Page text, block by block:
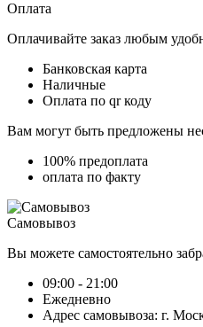
Оплата
Оплачивайте заказ любым
Банковская карта
Наличные
Оплата по qr коду
Вам могут быть предложены
100% предоплата
оплата по факту
Самовывоз
Вы можете самостоятельно
09:00 - 21:00
Ежедневно
Адрес самовывоза: г.